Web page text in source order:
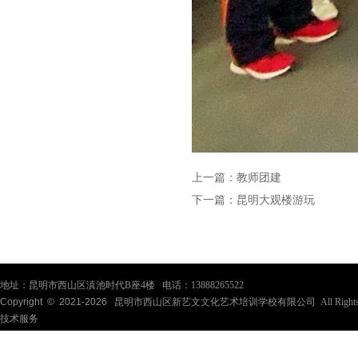
上一篇： 教师团建
下一篇： 昆明大观楼游玩
地址：昆明市西山区滇池时代B座4楼 电话：13888265522
Copyright © 2021-2026
昆明市西山区新艺文文化艺术培训学校有限公司 All
技术服务